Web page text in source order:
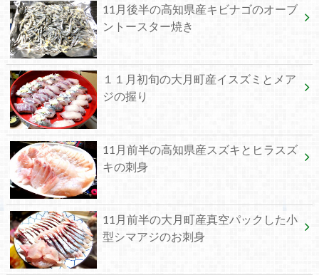
11月後半の高知県産キビナゴのオーブ
ントースター焼き
１１月初旬の大月町産イスズミとメア
ジの握り
11月前半の高知県産スズキとヒラスズ
キの刺身
11月前半の大月町産真空パックした小
型シマアジのお刺身